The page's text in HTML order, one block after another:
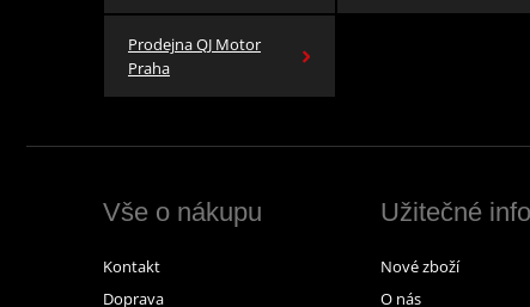
Prodejna QJ Motor
Praha
Vše o nákupu
Kontakt
Doprava
Užitečné
Nové zboží
O nás